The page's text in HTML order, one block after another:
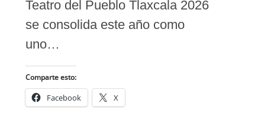
Teatro del Pueblo Tlaxcala 2026
se consolida este año como
uno…
Comparte esto:
Facebook X